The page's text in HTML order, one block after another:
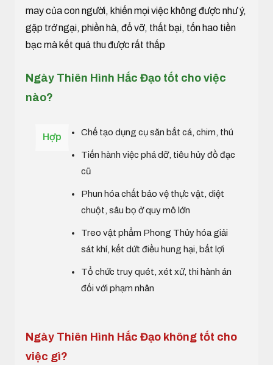
may của con người, khiến mọi việc không được như ý,
gặp trở ngại, phiền hà, đổ vỡ, thất bại, tốn hao tiền
bạc mà kết quả thu được rất thấp
Ngày Thiên Hình Hắc Đạo tốt cho việc
nào?
Hợp Chế tạo dụng cụ săn bắt cá, chim, thú
Tiến hành việc phá dỡ, tiêu hủy đồ đạc
cũ
Phun hóa chất bảo vệ thực vật, diệt
chuột, sâu bọ ở quy mô lớn
Treo vật phẩm Phong Thủy hóa giải
sát khí, kết dứt điều hung hại, bất lợi
Tổ chức truy quét, xét xử, thi hành án
đối với phạm nhân
Ngày Thiên Hình Hắc Đạo không tốt cho
việc gì?